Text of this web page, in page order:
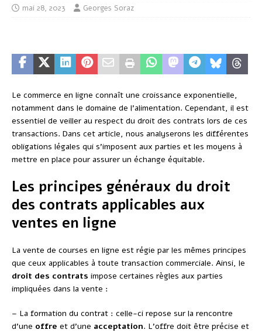
mai 28, 2023 Georges Soraz
Le commerce en ligne connaît une croissance exponentielle,
notamment dans le domaine de l’alimentation. Cependant, il est
essentiel de veiller au respect du droit des contrats lors de ces
transactions. Dans cet article, nous analyserons les différentes
obligations légales qui s’imposent aux parties et les moyens à
mettre en place pour assurer un échange équitable.
Les principes généraux du droit
des contrats applicables aux
ventes en ligne
La vente de courses en ligne est régie par les mêmes principes
que ceux applicables à toute transaction commerciale. Ainsi, le
droit des contrats impose certaines règles aux parties
impliquées dans la vente :
– La formation du contrat : celle-ci repose sur la rencontre
d’une offre et d’une acceptation. L’offre doit être précise et